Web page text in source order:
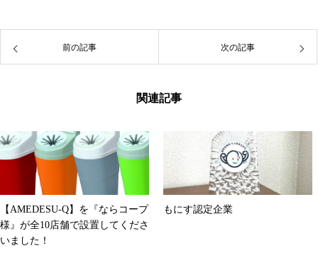
前の記事 次の記事
関連記事
【AMEDESU-Q】を『ならコープ
様』が全10店舗で設置してくださ
いました！
もにす認定企業